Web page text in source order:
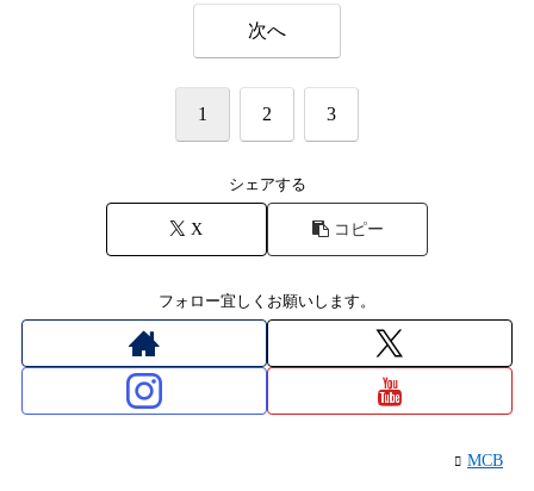
次へ
1 2 3
シェアする
X コピー
フォロー宜しくお願いします。
MCB